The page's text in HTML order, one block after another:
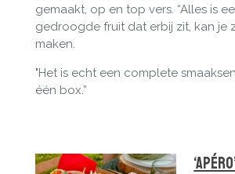
gemaakt, op en top vers. “Alles is
gedroogde fruit dat erbij zit, kan je
maken.
"Het is echt een complete
één box.”